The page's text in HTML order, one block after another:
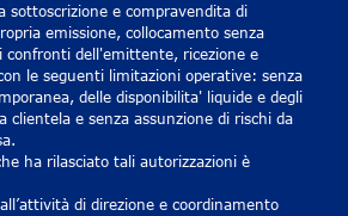
sottoscrizione e compravendita di
emissione, collocamento senza
confronti dell'emittente, ricezione e
le seguenti limitazioni operative: senza
delle disponibilita' liquide e degli
clientela e senza assunzione di rischi da
ha rilasciato tali autorizzazioni è
di direzione e coordinamento